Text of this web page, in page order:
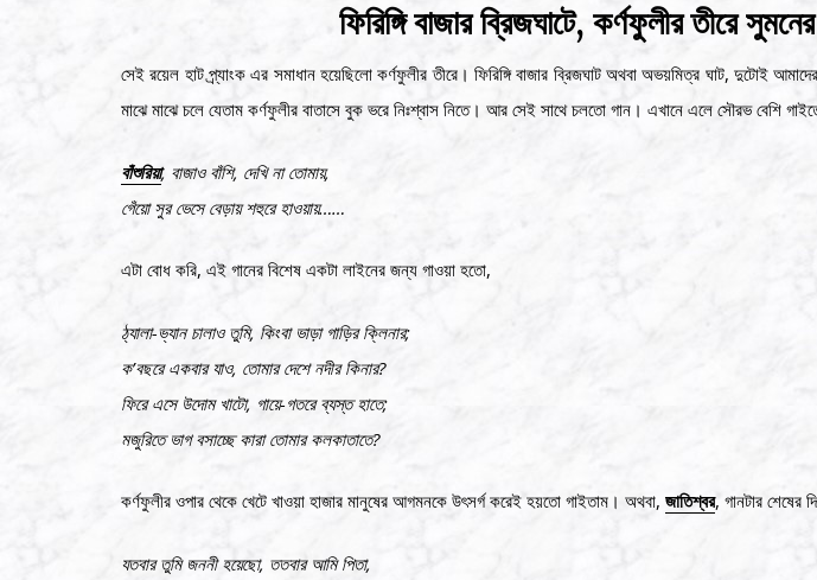
ফিরিঙ্গি বাজার ব্রিজঘাটে, কর্ণফুলীর তীরে
সেই রয়েল হাট প্র্যাংক এর সমাধান হয়েছিলো কর্ণফুলীর তীরে। ফিরিঙ্গি বাজার ব্রিজঘাট অথবা অভয়মিত্র ঘাট, দুটোই
মাঝে মাঝে চলে যেতাম কর্ণফুলীর বাতাসে বুক ভরে নিঃশ্বাস নিতে। আর সেই সাথে চলতো গান। এখানে এলে সৌরভ বেশি
বাঁশুরিয়া, বাজাও বাঁশি, দেখি না তোমায়,
গেঁয়ো সুর ভেসে বেড়ায় শহুরে হাওয়ায়……
এটা বোধ করি, এই গানের বিশেষ একটা লাইনের জন্য গাওয়া হতো,
ঠ্যালা-ভ্যান চালাও তুমি, কিংবা ভাড়া গাড়ির ক্লিনার;
ক’বছরে একবার যাও, তোমার দেশে নদীর কিনার?
ফিরে এসে উদোম খাটো, গায়ে-গতরে ব্যস্ত হাতে;
মজুরিতে ভাগ বসাচ্ছে কারা তোমার কলকাতাতে?
কর্ণফুলীর ওপার থেকে খেটে খাওয়া হাজার মানুষের আগমনকে উৎসর্গ করেই হয়তো গাইতাম। অথবা, জাতিশ্বর, গানটার
যতবার তুমি জননী হয়েছো, ততবার আমি পিতা,